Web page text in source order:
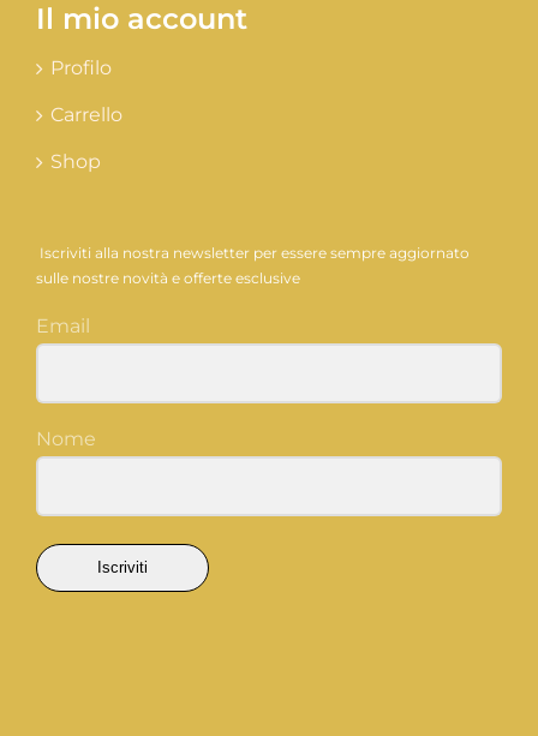
Il mio account
Profilo
Carrello
Shop
Iscriviti alla nostra newsletter per essere sempre aggiornato
sulle nostre novità e offerte esclusive
Email
Nome
Iscriviti